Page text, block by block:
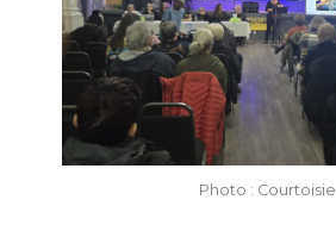
Photo : Courtoisie